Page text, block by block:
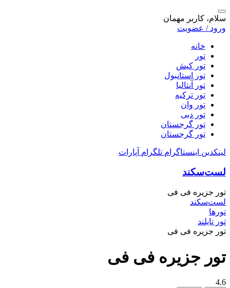
سلام، کاربر مهمان
ورود / عضویت
خانه
تور
تور کیش
تور استانبول
تور آنتالیا
تور ترکیه
تور وان
تور دبی
تور گرجستان
تور گرجستان
لینکدین اینستاگرام تلگرام آپارات
لست‌سکند
تور جزیره فی فی
لست‌سکند
تورها
تور تایلند
تور جزیره فی فی
تور جزیره فی فی
4.6